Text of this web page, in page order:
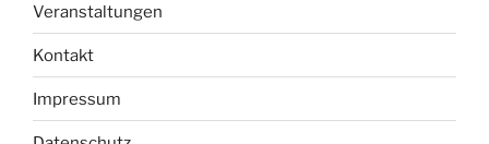
Veranstaltungen
Kontakt
Impressum